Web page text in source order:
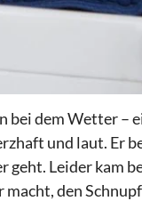
dem Wetter –
und laut. Er
Leider kam
den